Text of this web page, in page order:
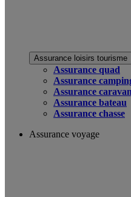
Assurance loisirs tourisme
Assurance quad
Assurance
Assurance
Assurance bateau
Assurance chasse
Assurance voyage